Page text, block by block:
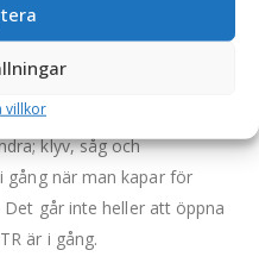
villkor
fälls för hand
maskinen blir endast
separata hydraulpumpar
klyv, såg och
gång när man kapar för
går inte heller att öppna
är i gång.